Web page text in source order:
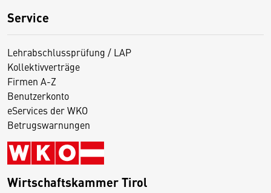
Service
Lehrabschlussprüfung / LAP
Kollektivverträge
Firmen A-Z
Benutzerkonto
eServices der WKO
Betrugswarnungen
Wirtschaftskammer Tirol